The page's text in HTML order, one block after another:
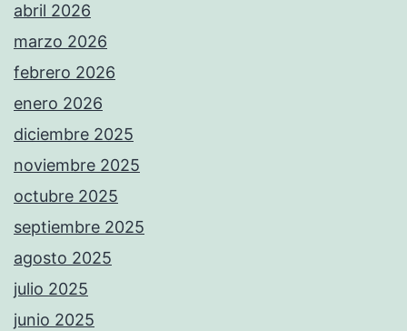
abril 2026
marzo 2026
febrero 2026
enero 2026
diciembre 2025
noviembre 2025
octubre 2025
septiembre 2025
agosto 2025
julio 2025
junio 2025